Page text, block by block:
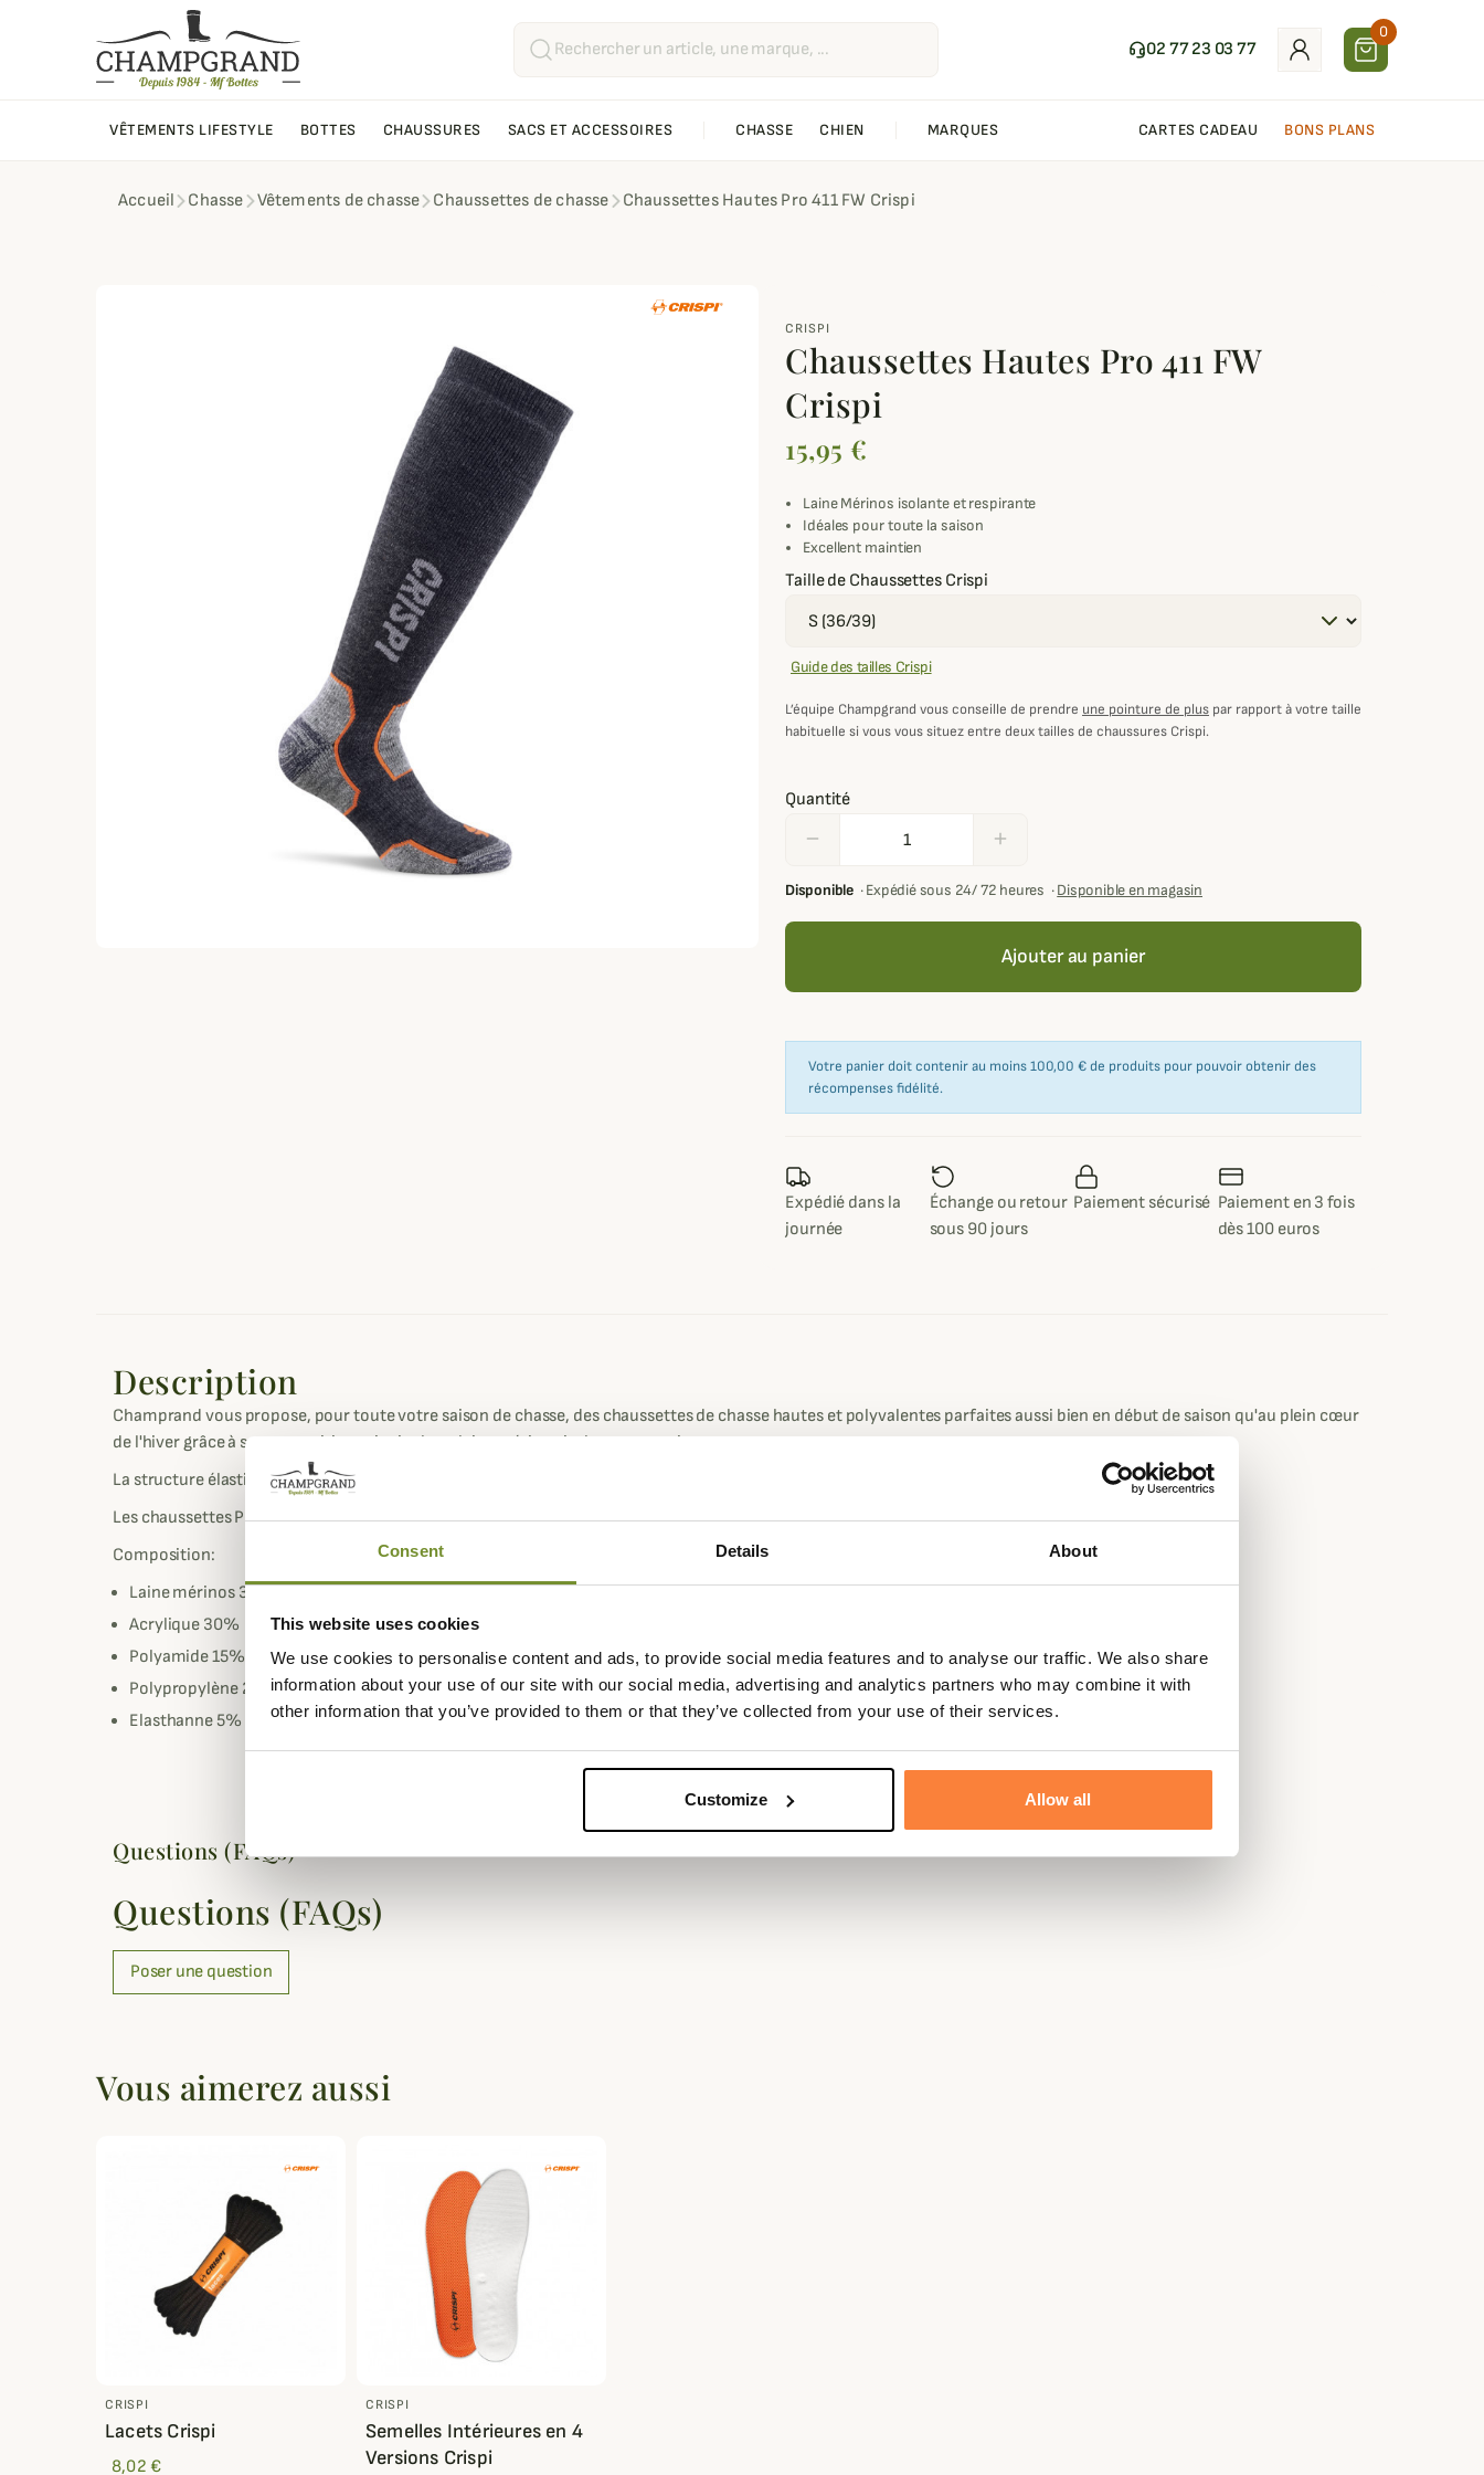
Consent Details About
This website uses cookies
We use cookies to personalise content and ads, to provide social media features and to analyse our traffic. We also share
information about your use of our site with our social media, advertising and analytics partners who may combine it with
other information that you’ve provided to them or that they’ve collected from your use of their services.
Customize Allow all
02 77 23 03 77
0
VÊTEMENTS LIFESTYLE BOTTES CHAUSSURES SACS ET ACCESSOIRES CHASSE CHIEN MARQUES CARTES CADEAU BONS PLANS
Accueil Chasse Vêtements de chasse Chaussettes de chasse Chaussettes Hautes Pro 411 FW Crispi
CRISPI
Chaussettes Hautes Pro 411 FW
Crispi
15,95 €
Laine Mérinos isolante et respirante
Idéales pour toute la saison
Excellent maintien
Taille de Chaussettes Crispi
Guide des tailles Crispi
L’équipe Champgrand vous conseille de prendre une pointure de plus par rapport à votre taille
habituelle si vous vous situez entre deux tailles de chaussures Crispi.
Quantité
remove add
Disponible ·Expédié sous 24/ 72 heures ·Disponible en magasin
Ajouter au panier
Votre panier doit contenir au moins 100,00 € de produits pour pouvoir obtenir des
récompenses fidélité.
Expédié dans la
journée
Échange ou retour
sous 90 jours
Paiement sécurisé Paiement en 3 fois
dès 100 euros
Description
Champrand vous propose, pour toute votre saison de chasse, des chaussettes de chasse hautes et polyvalentes parfaites aussi bien en début de saison qu'au plein cœur
de l'hiver grâce à sa composition principale en laine mérinos isolante et respirante.
La structure élastiquée permettra de bien envelopper votre pied et votre jambe afin d'offrir un très bon maintien.
Les chaussettes PRO 411 FW de Crispi conviendra aussi bien pour la chasse que pour vos autres activités de marche en plein-air.
Composition:
Laine mérinos 30%
Acrylique 30%
Polyamide 15%
Polypropylène 20%
Elasthanne 5%
Questions (FAQs)
Questions (FAQs)
Poser une question
Vous aimerez aussi
CRISPI
Lacets Crispi
8,02 €
CRISPI
Semelles Intérieures en 4
Versions Crispi